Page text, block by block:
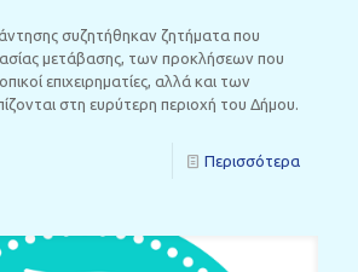
συζητήθηκαν ζητήματα που
μετάβασης, των προκλήσεων που
επιχειρηματίες, αλλά και των
στη ευρύτερη περιοχή του Δήμου.
Περισσότερα